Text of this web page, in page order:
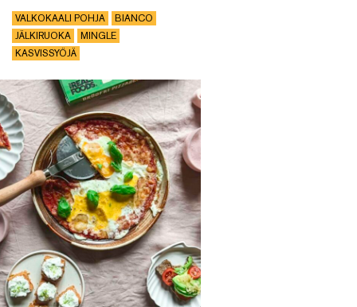
VALKOKAALI POHJA
BIANCO
JÄLKIRUOKA
MINGLE
KASVISSYÖJÄ